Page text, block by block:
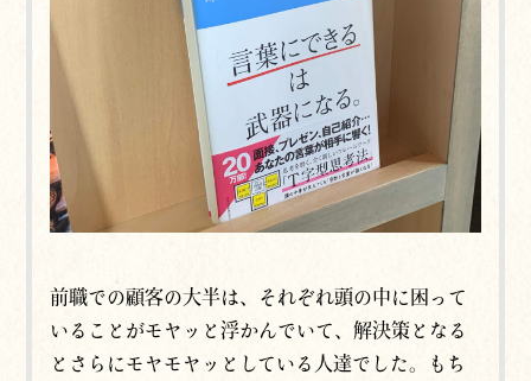
前職での顧客の大半は、それぞれ頭の中に困って
いることがモヤッと浮かんでいて、解決策となる
とさらにモヤモヤッとしている人達でした。もち